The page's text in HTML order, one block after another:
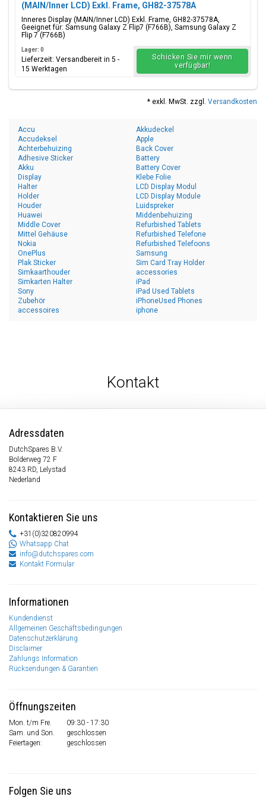
(MAIN/Inner LCD) Exkl. Frame, GH82-37578A
Inneres Display (MAIN/Inner LCD) Exkl. Frame, GH82-37578A,
Geeignet für: Samsung Galaxy Z Flip7 (F766B), Samsung Galaxy Z
Flip 7 (F766B)
Lager: 0
Lieferzeit: Versandbereit in 5 -
15 Werktagen
Schicken Sie mir wenn
verfügbar!
* exkl. MwSt. zzgl. Versandkosten
Accu
Accudeksel
Achterbehuizing
Adhesive Sticker
Akku
Akkudeckel
Apple
Back Cover
Battery
Battery Cover
Display
Halter
Holder
Houder
Huawei
Klebe Folie
LCD Display Modul
LCD Display Module
Luidspreker
Middenbehuizing
Middle Cover
Mittel Gehäuse
Nokia
OnePlus
Plak Sticker
Refurbished Tablets
Refurbished Telefone
Refurbished Telefoons
Samsung
Sim Card Tray Holder
Simkaarthouder
Simkarten Halter
Sony
Zubehör
accessoires
accessories
iPad
iPad Used Tablets
iPhoneUsed Phones
iphone
Kontakt
Adressdaten
DutchSpares B.V.
Bolderweg 72 F
8243 RD, Lelystad
Nederland
Kontaktieren Sie uns
+31(0)320820994
Whatsapp Chat
info@dutchspares.com
Kontakt Formular
Informationen
Kundendienst
Allgemeinen Geschäftsbedingungen
Datenschutzerklärung
Disclaimer
Zahlungs Information
Rücksendungen & Garantien
Öffnungszeiten
Mon. t/m Fre.
09:30 - 17:30
Sam. und Son.
geschlossen
Feiertagen:
geschlossen
Folgen Sie uns